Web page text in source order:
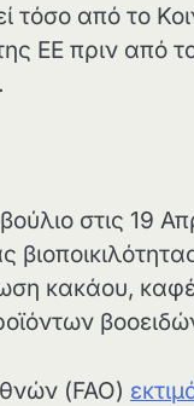
τόσο από το
ΕΕ πριν από
στις 19
κακάου, καφέ,
(FAO)